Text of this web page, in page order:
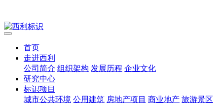
首页
走进西利
公司简介 组织架构 发展历程 企业文化
研究中心
标识项目
城市公共环境 公用建筑 房地产项目 商业地产 旅游景区